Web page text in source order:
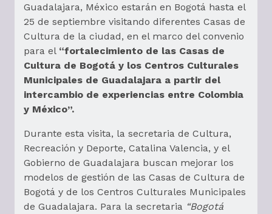
Guadalajara, México estarán en Bogotá hasta el
25 de septiembre visitando diferentes Casas de
Cultura de la ciudad, en el marco del convenio
para el “fortalecimiento de las Casas de
Cultura de Bogotá y los Centros Culturales
Municipales de Guadalajara a partir del
intercambio de experiencias entre Colombia
y México”.
Durante esta visita, la secretaria de Cultura,
Recreación y Deporte, Catalina Valencia, y el
Gobierno de Guadalajara buscan mejorar los
modelos de gestión de las Casas de Cultura de
Bogotá y de los Centros Culturales Municipales
de Guadalajara. Para la secretaria “Bogotá